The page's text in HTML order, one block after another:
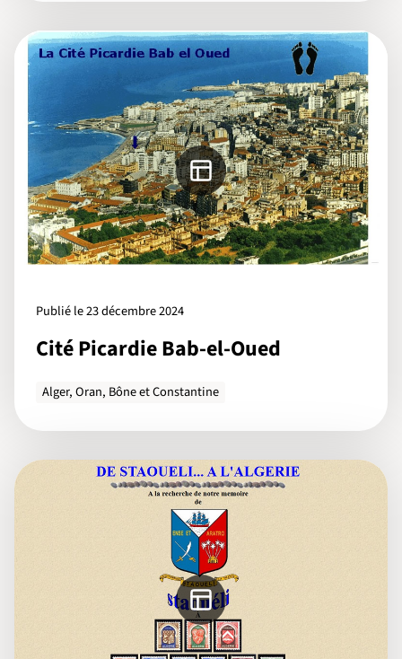
Publié le 23 décembre 2024
Cité Picardie Bab-el-Oued
Alger, Oran, Bône et Constantine